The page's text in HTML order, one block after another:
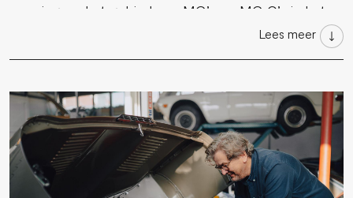
ervaring op het gebied van MG’s en MG C’s in het
bijzonder leidt ertoe dat we al vele MG C’s hebben
motor al meer koppel en fantastisch geluid.
Lees meer